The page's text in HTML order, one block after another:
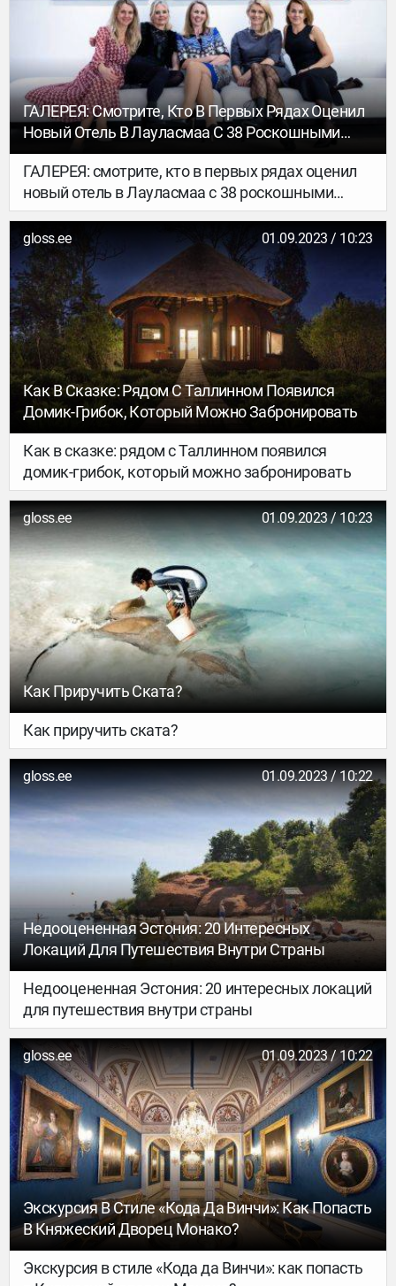
нахождении на льду. И тем не менее есть те, кто
предпочитает зимнюю рыбалку летней. Даже
соревнования проходят среди профессионалов.
Piligrimos познакомился с направлением
поближе и значительно заранее, чтобы было
время подготовиться к сезону.
ГАЛЕРЕЯ: Смотрите, Кто В Первых Рядах Оценил
Новый Отель В Лауласмаа С 38 Роскошными
Номерами
ГАЛЕРЕЯ: смотрите, кто в первых рядах оценил
новый отель в Лауласмаа с 38 роскошными
номерами
gloss.ee 01.09.2023 / 10:23
Как В Сказке: Рядом С Таллинном Появился
Домик-Грибок, Который Можно Забронировать
Как в сказке: рядом с Таллинном появился
домик-грибок, который можно забронировать
gloss.ee 01.09.2023 / 10:23
Как Приручить Ската?
Как приручить ската?
gloss.ee 01.09.2023 / 10:22
Недооцененная Эстония: 20 Интересных
Локаций Для Путешествия Внутри Страны
Недооцененная Эстония: 20 интересных локаций
для путешествия внутри страны
gloss.ee 01.09.2023 / 10:22
Экскурсия В Стиле «Кода Да Винчи»: Как Попасть
В Княжеский Дворец Монако?
Экскурсия в стиле «Кода да Винчи»: как попасть